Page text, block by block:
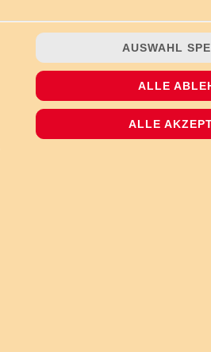
ein halbes Baguettebrot mit
überbacken
AUSWAHL
ALLE
ALLE